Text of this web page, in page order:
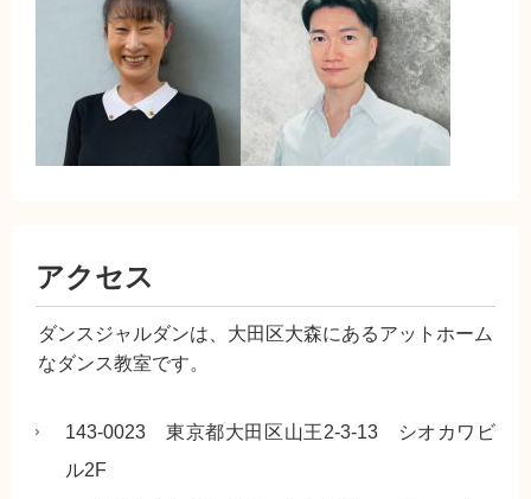
アクセス
ダンスジャルダンは、大田区大森にあるアットホーム
なダンス教室です。
143-0023 東京都大田区山王2-3-13 シオカワビ
ル2F